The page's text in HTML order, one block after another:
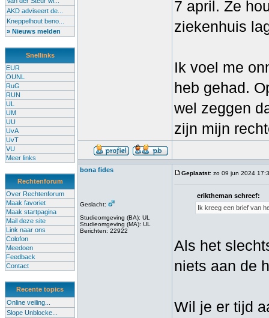
AKD adviseert de...
Kneppelhout beno...
» Nieuws melden
Snellinks
EUR
OUNL
RuG
RUN
UL
UM
UU
UvA
UvT
VU
Meer links
Rechtenforum
Over Rechtenforum
Maak favoriet
Maak startpagina
Mail deze site
Link naar ons
Colofon
Meedoen
Feedback
Contact
Recente topics
Online veiling...
Slope Unblocke...
7 april. Ze
ziekenhuis
Ik voel me
heb gehad.
wel zeggen
zijn mijn
bona fides
Geslacht:
Studieomgeving (BA): UL
Studieomgeving (MA): UL
Berichten: 22922
Geplaatst: zo 09 jun 2024
eriktheman schreef:
Ik kreeg een brief van
Als het
niets aan de
Wil je er tijd